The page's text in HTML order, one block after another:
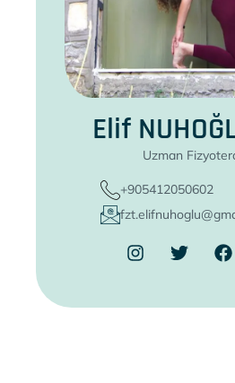
Elif
Uzman
+905412050602